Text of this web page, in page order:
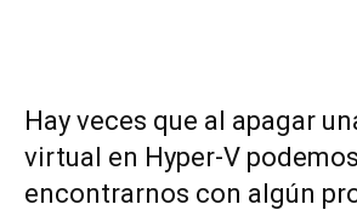
Hay veces que al apagar
virtual en Hyper-V podemos
encontrarnos con algún